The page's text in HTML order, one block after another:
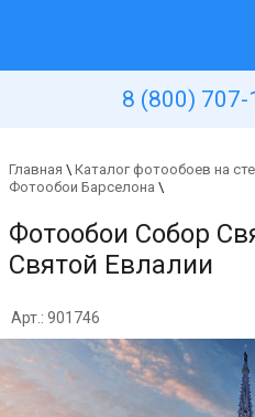
8 (800) 707-
Главная \ Каталог фотообоев на
Фотообои Барселона \
Фотообои Собор
Святой Евлалии
Арт.: 901746